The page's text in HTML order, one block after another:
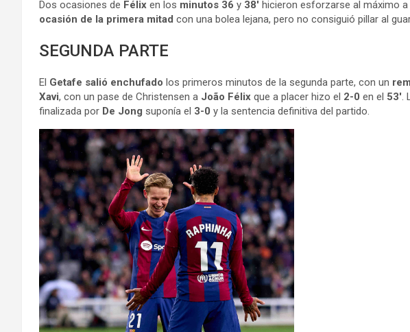
Dos ocasiones de Félix en los minutos 36 y 38′ hicieron esforzarse al máximo
ocasión de la primera mitad con una bolea lejana, pero no consiguió pillar al
SEGUNDA PARTE
El Getafe salió enchufado los primeros minutos de la segunda parte, con un
Xavi, con un pase de Christensen a João Félix que a placer hizo el 2-0 en el 53′.
finalizada por De Jong suponía el 3-0 y la sentencia definitiva del partido.